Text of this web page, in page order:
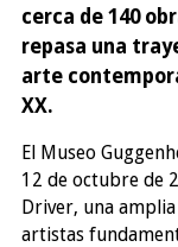
cerca de 140
repasa una
arte
XX.
El Museo
12 de octubre de
Driver, una
artistas